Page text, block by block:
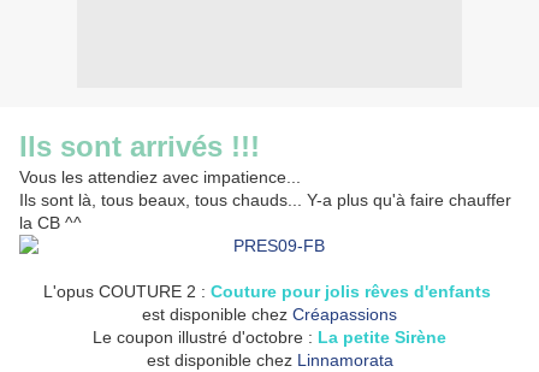
Ils sont arrivés !!!
Vous les attendiez avec impatience...
Ils sont là, tous beaux, tous chauds... Y-a plus qu'à faire chauffer
la CB ^^
L'opus COUTURE 2 : Couture pour jolis rêves d'enfants
est disponible chez Créapassions
Le coupon illustré d'octobre : La petite Sirène
est disponible chez Linnamorata